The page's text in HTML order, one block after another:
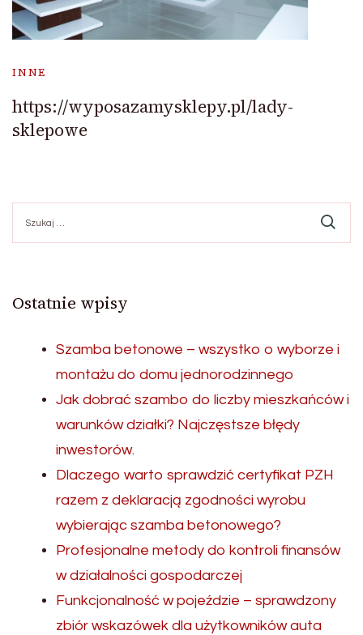
INNE
https://wyposazamysklepy.pl/lady-
sklepowe
Ostatnie wpisy
Szamba betonowe – wszystko o wyborze i
montażu do domu jednorodzinnego
Jak dobrać szambo do liczby mieszkańców i
warunków działki? Najczęstsze błędy
inwestorów.
Dlaczego warto sprawdzić certyfikat PZH
razem z deklaracją zgodności wyrobu
wybierając szamba betonowego?
Profesjonalne metody do kontroli finansów
w działalności gospodarczej
Funkcjonalność w pojeździe – sprawdzony
zbiór wskazówek dla użytkowników auta